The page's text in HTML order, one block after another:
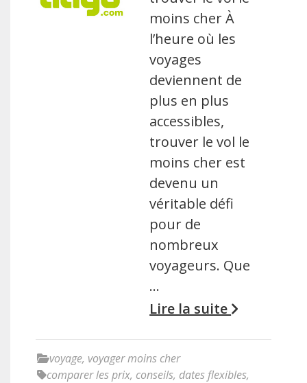
moins cher À
l’heure où les
voyages
deviennent de
plus en plus
accessibles,
trouver le vol le
moins cher est
devenu un
véritable défi
pour de
nombreux
voyageurs. Que
…
Lire la suite
voyage, voyager moins cher
comparer les prix, conseils, dates flexibles,